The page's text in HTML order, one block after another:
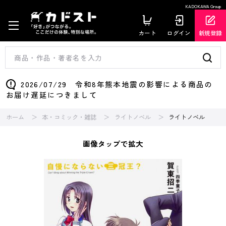
KADOKAWA Group
カート ログイン 新規登録
2026/07/29 令和8年熊本地震の影響による商品の
お届け遅延につきまして
ホーム 本・コミック・雑誌 ライトノベル ライトノベル
画像タップで拡大